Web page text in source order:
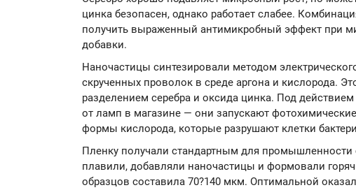
цинка безопасен, однако работает слабее.
получить выраженный антимикробный эффект при
добавки.
Наночастицы синтезировали методом
скрученных проволок в среде аргона и кислорода.
разделением серебра и оксида цинка. Под
от ламп в магазине — они запускают
формы кислорода, которые разрушают клетки
Пленку получали стандартным для
плавили, добавляли наночастицы и формовали
образцов составила 70?140 мкм. Оптимальной